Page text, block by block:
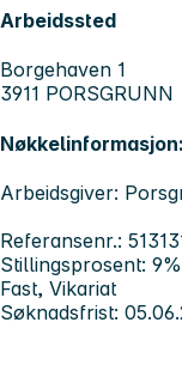
Arbeidssted
Borgehaven 1
3911 PORSGRUNN
Nøkkelinformasjon:
Arbeidsgiver:
Referansenr.:
Stillingsprosent: 9%
Fast, Vikariat
Søknadsfrist: